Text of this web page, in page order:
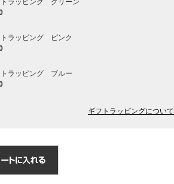
トラッピング ピンク
トラッピング ブルー
ギフトラッピングについて